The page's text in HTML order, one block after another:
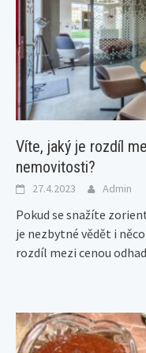
Víte, jaký je rozdíl
nemovitosti?
27.4.2023 Admin
Pokud se snažíte
je nezbytné vědět i
rozdíl mezi cenou